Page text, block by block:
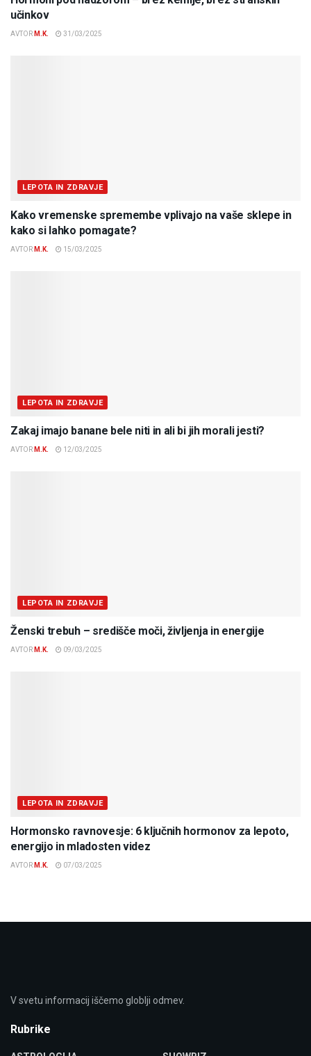
učinkov
AVTOR M.K. 31/03/2025
LEPOTA IN ZDRAVJE
Kako vremenske spremembe vplivajo na vaše sklepe in
kako si lahko pomagate?
AVTOR M.K. 15/03/2025
LEPOTA IN ZDRAVJE
Zakaj imajo banane bele niti in ali bi jih morali jesti?
AVTOR M.K. 12/03/2025
LEPOTA IN ZDRAVJE
Ženski trebuh – središče moči, življenja in energije
AVTOR M.K. 09/03/2025
LEPOTA IN ZDRAVJE
Hormonsko ravnovesje: 6 ključnih hormonov za lepoto,
energijo in mladosten videz
AVTOR M.K. 07/03/2025
V svetu informacij iščemo globlji odmev.
Rubrike